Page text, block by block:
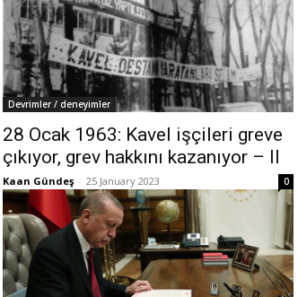
Devrimler / deneyimler
28 Ocak 1963: Kavel işçileri greve
çıkıyor, grev hakkını kazanıyor – II
Kaan Gündeş - 25 January 2023 0